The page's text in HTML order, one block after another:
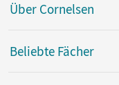
Über Cornelsen
Beliebte Fächer